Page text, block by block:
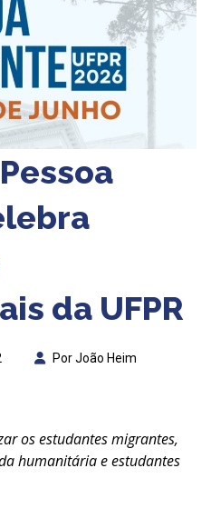
da UFPR
Por João Heim
os estudantes migrantes,
humanitária e estudantes